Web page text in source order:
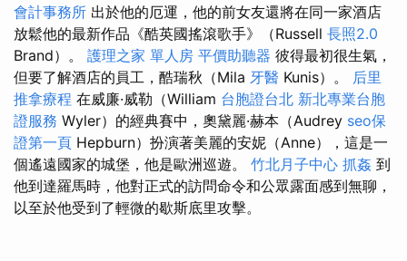
會計事務所 出於他的厄運，他的前女友還將在同一家酒店
放鬆他的最新作品《酷英國搖滾歌手》（Russell 長照2.0
Brand）。 護理之家 單人房 平價助聽器 彼得最初很生氣，
但要了解酒店的員工，酷瑞秋（Mila 牙醫 Kunis）。 后里
推拿療程 在威廉·威勒（William 台胞證台北 新北專業台胞
證服務 Wyler）的經典賽中，奧黛麗·赫本（Audrey seo保
證第一頁 Hepburn）扮演著美麗的安妮（Anne），這是一
個遙遠國家的城堡，他是歐洲巡遊。 竹北月子中心 抓姦 到
他到達羅馬時，他對正式的訪問命令和公眾露面感到無聊，
以至於他受到了輕微的歇斯底里攻擊。